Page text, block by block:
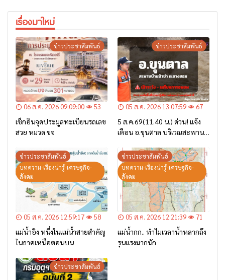
เรื่องมาใหม่
ข่าวประชาสัมพันธ์
06 ส.ค. 2026 09:09:00 53
เช็กอินจุดประมูลทะเบียนรถเลข
สวย หมวด ขจ
ข่าวประชาสัมพันธ์
05 ส.ค. 2026 13:07:59 67
5 ส.ค.69(11.40 น.) ด่วน! แจ้ง
เตือน อ.ขุนตาล บริเวณสะพาน
– เตรียมการอพยพ”
ข่าวประชาสัมพันธ์
บทความ-เรื่องน่ารู้-เศรษฐกิจ-
สังคม
05 ส.ค. 2026 12:59:17 58
แม่น้ำอิง หนึ่งในแม่น้ำสายสำคัญ
ในภาคเหนือตอนบน
ข่าวประชาสัมพันธ์
บทความ-เรื่องน่ารู้-เศรษฐกิจ-
สังคม
05 ส.ค. 2026 12:21:39 71
แม่น้ำกก.. ทำไมเวลาน้ำหลากถึง
รุนแรงมากนัก
ข่าวประชาสัมพันธ์